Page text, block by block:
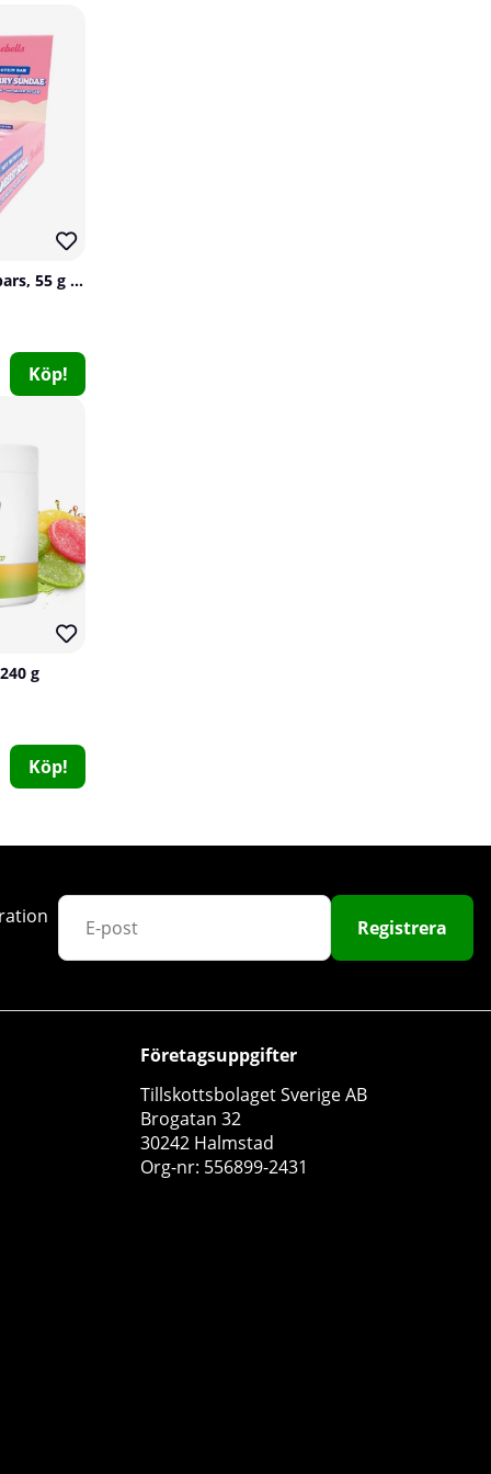
SOLID Nutrition Clear Whey, 300 g
12 x Barebells Proteinbars, 55 g (Strawberry Sundae)
Köp!
g
Köp!
Registrera
Företagsuppgifter
Tillskottsbolaget Sverige AB
Brogatan 32
30242 Halmstad
Org-nr: 556899-2431